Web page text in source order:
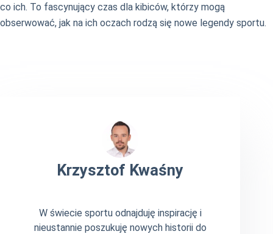
co ich. To fascynujący czas dla kibiców, którzy mogą
obserwować, jak na ich oczach rodzą się nowe legendy sportu.
Krzysztof Kwaśny
W świecie sportu odnajduję inspirację i
nieustannie poszukuję nowych historii do